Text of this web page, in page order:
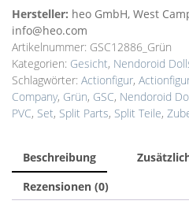
More
Zubehör
-
Set
Doll
Eyes
-
*Grün*
Hersteller: heo GmbH, West
info@heo.com
Artikelnummer: GSC12886_Grün
Kategorien: Gesicht, Nendoroid
Schlagwörter: Actionfigur,
Company, Grün, GSC, Nendoroid
PVC, Set, Split Parts, Split Teile,
Beschreibung
Rezensionen (0)